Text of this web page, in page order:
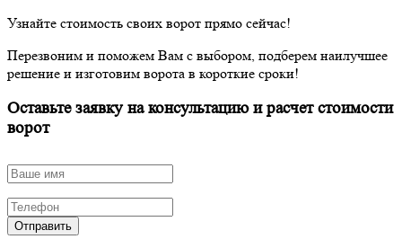
Узнайте стоимость своих ворот прямо сейчас!
Перезвоним и поможем Вам с выбором, подберем наилучшее
решение и изготовим ворота в короткие сроки!
Оставьте заявку на консультацию и расчет стоимости
ворот
Отправить